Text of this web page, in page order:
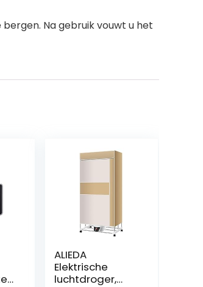
Na gebruik vouwt u het
ALIEDA
Elektrische
luchtdroger,